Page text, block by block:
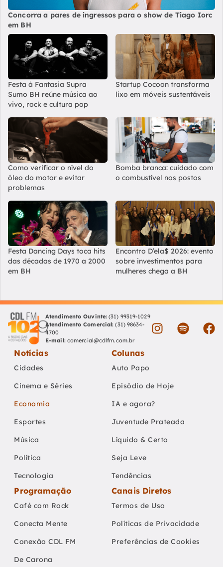
Concorra a pares de ingressos para o show de Tiago Iorc
em BH
Festa à Fantasia Supra
Sumo BH reúne música ao
vivo, rock e cultura pop
Startup Cocoon transforma
lixo em móveis sustentáveis
Como verificar o nível do
óleo do motor e evitar
problemas
Bomba branca: cuidado com
o combustível nos postos
Festa Dancing Days toca hits
das décadas de 1970 a 2000
em BH
Encontro D’ela$ 2026: evento
sobre investimentos para
mulheres chega a BH
Atendimento Ouvinte: (31) 99319-1029
Atendimento Comercial: (31) 98634-
4700
E-mail: comercial@cdlfm.com.br
Notícias
Cidades
Cinema e Séries
Economia
Esportes
Música
Política
Tecnologia
Colunas
Auto Papo
Episódio de Hoje
IA e agora?
Juventude Prateada
Líquido & Certo
Seja Leve
Tendências
Programação
Café com Rock
Conecta Mente
Conexão CDL FM
De Carona
Canais Diretos
Termos de Uso
Políticas de Privacidade
Preferências de Cookies